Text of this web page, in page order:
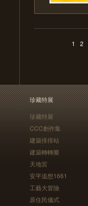
1 2
珍藏特展
珍藏特展
CCC創作集
建築排排站
建築轉轉樂
天地宮
安平追想1661
工藝大冒險
原住民儀式